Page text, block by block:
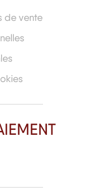
de vente